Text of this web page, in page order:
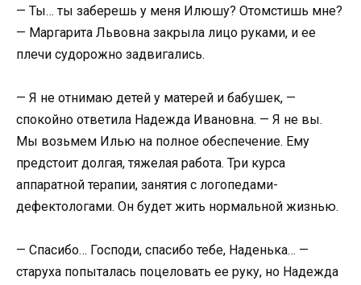
— Ты… ты заберешь у меня Илюшу? Отомстишь мне?
— Маргарита Львовна закрыла лицо руками, и ее
плечи судорожно задвигались.
— Я не отнимаю детей у матерей и бабушек, —
спокойно ответила Надежда Ивановна. — Я не вы.
Мы возьмем Илью на полное обеспечение. Ему
предстоит долгая, тяжелая работа. Три курса
аппаратной терапии, занятия с логопедами-
дефектологами. Он будет жить нормальной жизнью.
— Спасибо… Господи, спасибо тебе, Наденька… —
старуха попыталась поцеловать ее руку, но Надежда